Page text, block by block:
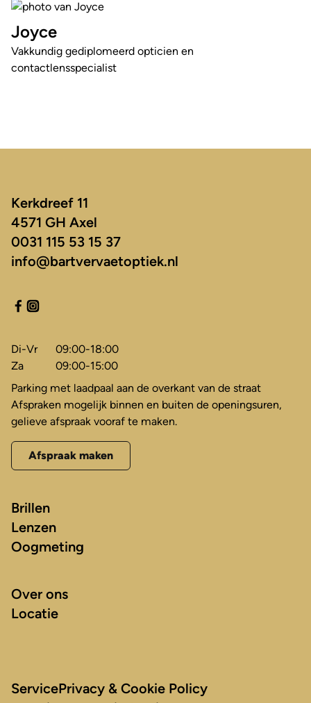
Joyce
Vakkundig gediplomeerd opticien en
contactlensspecialist
Kerkdreef 11
4571 GH Axel
0031 115 53 15 37
info@bartvervaetoptiek.nl
Di-Vr
09:00-18:00
Za
09:00-15:00
Parking met laadpaal aan de overkant van de straat
Afspraken mogelijk binnen en buiten de openingsuren,
gelieve afspraak vooraf te maken.
Afspraak maken
Brillen
Lenzen
Oogmeting
Over ons
Locatie
ServicePrivacy & Cookie Policy